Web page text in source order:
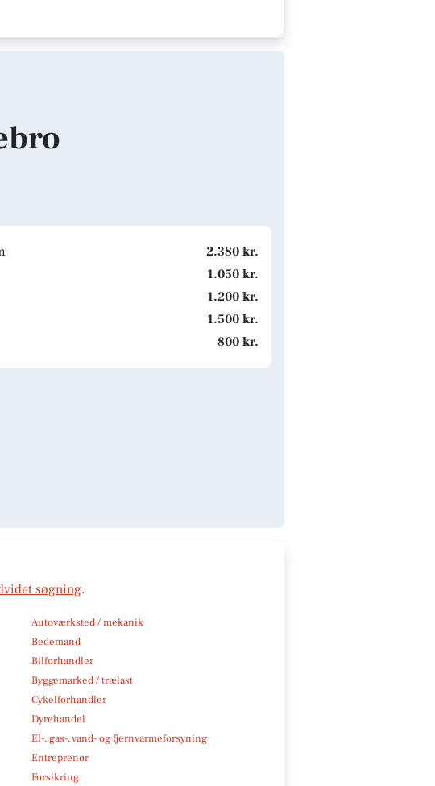
2.380 kr.
1.050 kr.
1.200 kr.
1.500 kr.
800 kr.
søgning.
Autoværksted / mekanik
Bedemand
Bilforhandler
Byggemarked / trælast
Cykelforhandler
Dyrehandel
El-, gas-, vand- og fjernvarmeforsyning
Entreprenør
Forsikring